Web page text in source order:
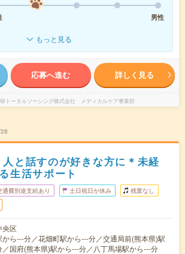
男性
もっと見る
応募へ進む 詳しく見る
トータルソーシング株式会社 メディカルケア事業部
と話すのが好きな方に＊未経
生活サポート
通費別途支給あり 土日祝日が休み 残業なし
央区
から---分／花畑町駅から---分／交通局前(熊本県)駅
／国府(熊本県)駅から---分／八丁馬場駅から---分